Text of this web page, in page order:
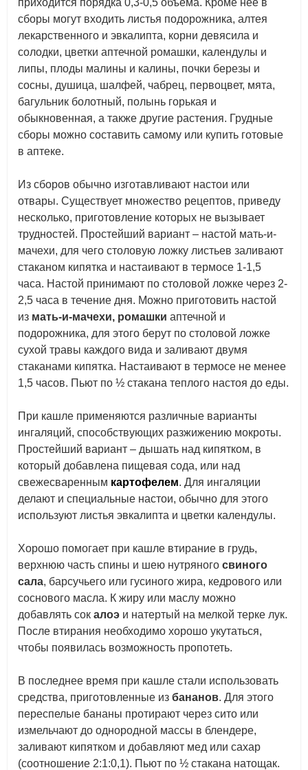
сборы могут входить листья подорожника, алтея
лекарственного и эвкалипта, корни девясила и
солодки, цветки аптечной ромашки, календулы и
липы, плоды малины и калины, почки березы и
сосны, душица, шалфей, чабрец, первоцвет, мята,
багульник болотный, полынь горькая и
обыкновенная, а также другие растения. Грудные
сборы можно составить самому или купить готовые
в аптеке.
Из сборов обычно изготавливают настои или
отвары. Существует множество рецептов, приведу
несколько, приготовление которых не вызывает
трудностей. Простейший вариант – настой мать-и-
мачехи, для чего столовую ложку листьев заливают
стаканом кипятка и настаивают в термосе 1-1,5
часа. Настой принимают по столовой ложке через 2-
2,5 часа в течение дня. Можно приготовить настой
из мать-и-мачехи, ромашки аптечной и
подорожника, для этого берут по столовой ложке
сухой травы каждого вида и заливают двумя
стаканами кипятка. Настаивают в термосе не менее
1,5 часов. Пьют по ½ стакана теплого настоя до еды.
При кашле применяются различные варианты
ингаляций, способствующих разжижению мокроты.
Простейший вариант – дышать над кипятком, в
который добавлена пищевая сода, или над
свежесваренным картофелем. Для ингаляции
делают и специальные настои, обычно для этого
используют листья эвкалипта и цветки календулы.
Хорошо помогает при кашле втирание в грудь,
верхнюю часть спины и шею нутряногосвиного
сала, барсучьего или гусиного жира, кедрового или
соснового масла. К жиру или маслу можно
добавлять сокалоэ и натертый на мелкой терке лук.
После втирания необходимо хорошо укутаться,
чтобы появилась возможность пропотеть.
В последнее время при кашле стали использовать
средства, приготовленные избананов. Для этого
переспелые бананы протирают через сито или
измельчают до однородной массы в блендере,
заливают кипятком и добавляют мед или сахар
(соотношение 2:1:0,1). Пьют по ½ стакана натощак.